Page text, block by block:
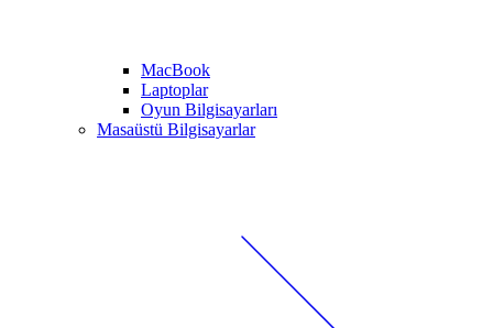
MacBook
Laptoplar
Oyun Bilgisayarları
Masaüstü Bilgisayarlar